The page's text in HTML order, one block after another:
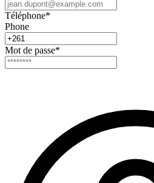
Téléphone*
Phone
Mot de passe*